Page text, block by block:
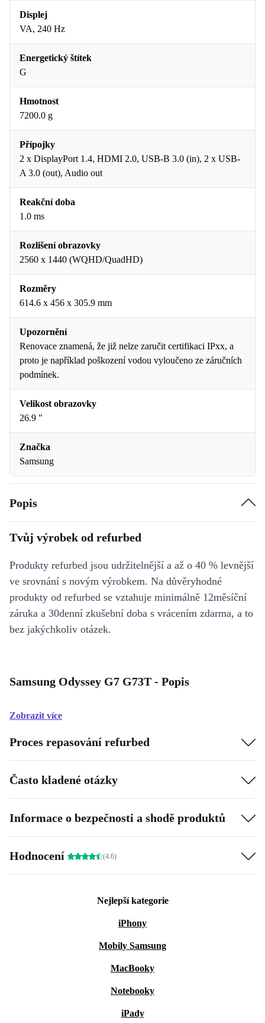
Displej
VA, 240 Hz
Energetický štítek
G
Hmotnost
7200.0 g
Přípojky
2 x DisplayPort 1.4, HDMI 2.0, USB-B 3.0 (in), 2 x USB-
A 3.0 (out), Audio out
Reakční doba
1.0 ms
Rozlišení obrazovky
2560 x 1440 (WQHD/QuadHD)
Rozměry
614.6 x 456 x 305.9 mm
Upozornění
Renovace znamená, že již nelze zaručit certifikaci IPxx, a
proto je například poškození vodou vyloučeno ze záručních
podmínek.
Velikost obrazovky
26.9 "
Značka
Samsung
Popis
Tvůj výrobek od refurbed
Produkty refurbed jsou udržitelnější a až o 40 % levnější
ve srovnání s novým výrobkem. Na důvěryhodné
produkty od refurbed se vztahuje minimálně 12měsíční
záruka a 30denní zkušební doba s vrácením zdarma, a to
bez jakýchkoliv otázek.
Samsung Odyssey G7 G73T - Popis
Zobrazit více
Proces repasování refurbed
Často kladené otázky
Informace o bezpečnosti a shodě produktů
Hodnocení (4.6)
Nejlepší kategorie
iPhony
Mobily Samsung
MacBooky
Notebooky
iPady